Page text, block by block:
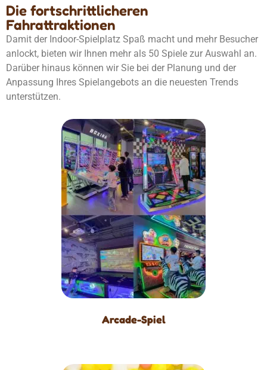
Die fortschrittlicheren
Fahrattraktionen
Damit der Indoor-Spielplatz Spaß macht und mehr Besucher
anlockt, bieten wir Ihnen mehr als 50 Spiele zur Auswahl an.
Darüber hinaus können wir Sie bei der Planung und der
Anpassung Ihres Spielangebots an die neuesten Trends
unterstützen.
Arcade-Spiel